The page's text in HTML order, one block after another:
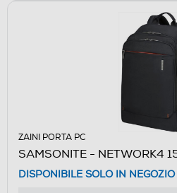
ZAINI PORTA PC
SAMSONITE - NETWORK4
DISPONIBILE SOLO IN NEGOZIO